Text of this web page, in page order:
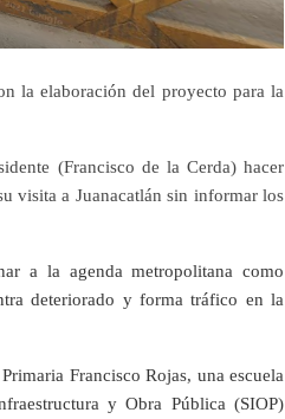
la elaboración del proyecto para la
(Francisco de la Cerda) hacer
visita a Juanacatlán sin informar los
a la agenda metropolitana como
deteriorado y forma tráfico en la
Francisco Rojas, una escuela
y Obra Pública (SIOP)